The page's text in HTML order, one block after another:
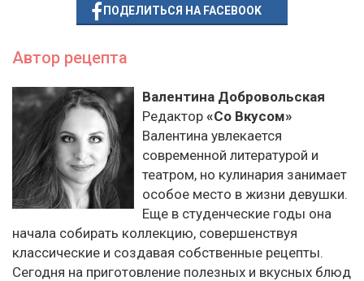
ПОДЕЛИТЬСЯ НА FACEBOOK
Автор рецепта
Валентина Добровольская
Редактор «Со Вкусом»
Валентина увлекается
современной литературой и
театром, но кулинария занимает
особое место в жизни девушки.
Еще в студенческие годы она
начала собирать коллекцию, совершенствуя
классические и создавая собственные рецепты.
Сегодня на приготовление полезных и вкусных блюд